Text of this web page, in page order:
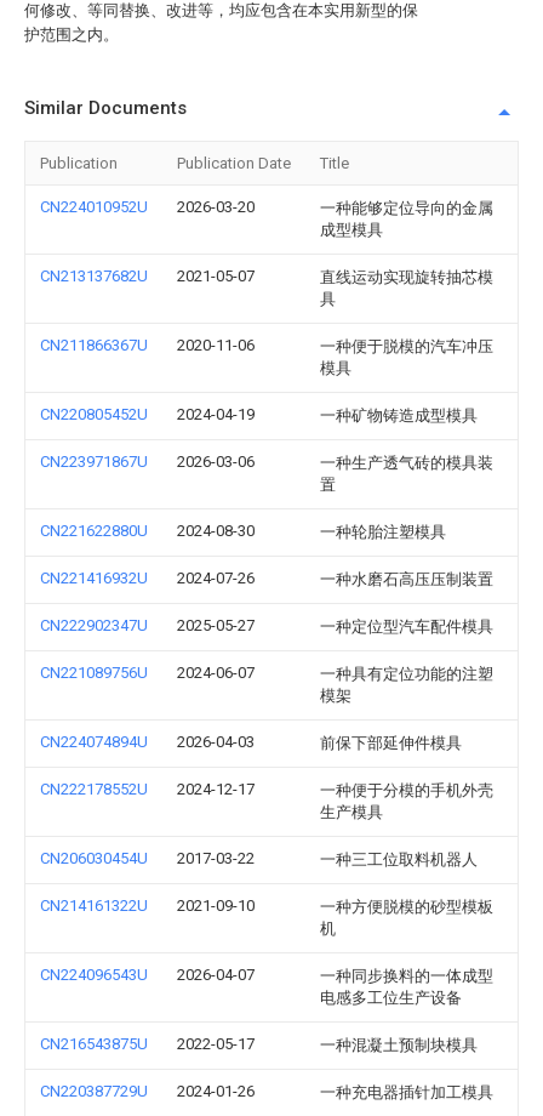
何修改、等同替换、改进等，均应包含在本实用新型的保
护范围之内。
Similar Documents
Publication Publication Date Title
CN224010952U 2026-03-20
一种能够定位导向的金属
成型模具
CN213137682U 2021-05-07
直线运动实现旋转抽芯模
具
CN211866367U 2020-11-06
一种便于脱模的汽车冲压
模具
CN220805452U 2024-04-19 一种矿物铸造成型模具
CN223971867U 2026-03-06
一种生产透气砖的模具装
置
CN221622880U 2024-08-30 一种轮胎注塑模具
CN221416932U 2024-07-26 一种水磨石高压压制装置
CN222902347U 2025-05-27 一种定位型汽车配件模具
CN221089756U 2024-06-07
一种具有定位功能的注塑
模架
CN224074894U 2026-04-03 前保下部延伸件模具
CN222178552U 2024-12-17
一种便于分模的手机外壳
生产模具
CN206030454U 2017-03-22 一种三工位取料机器人
CN214161322U 2021-09-10
一种方便脱模的砂型模板
机
CN224096543U 2026-04-07
一种同步换料的一体成型
电感多工位生产设备
CN216543875U 2022-05-17 一种混凝土预制块模具
CN220387729U 2024-01-26 一种充电器插针加工模具